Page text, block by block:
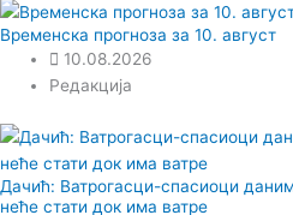
Временска прогноза за 10. август
10.08.2026
Редакција
Дачић: Ватрoгасци-спасиоци
неће стати док има ватре